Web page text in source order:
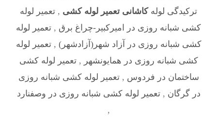
ترکیدگی لولهکاشانی تعمیر لوله کشی , تعمیر لوله
کشی شبانه روزی در امیرکبیر-چراغ برق , تعمیر لوله
کشی شبانه روزی در آزاد شهر(آزادشهر) ,تعمیر لوله
کشی شبانه روزی در همایونشهر ,تعمیر لوله کشی
ساختمان در فردوس ,تعمیر لوله کشی شبانه روزی
در گرگان ,تعمیر لوله کشی شبانه روزی در وصفنارد
,